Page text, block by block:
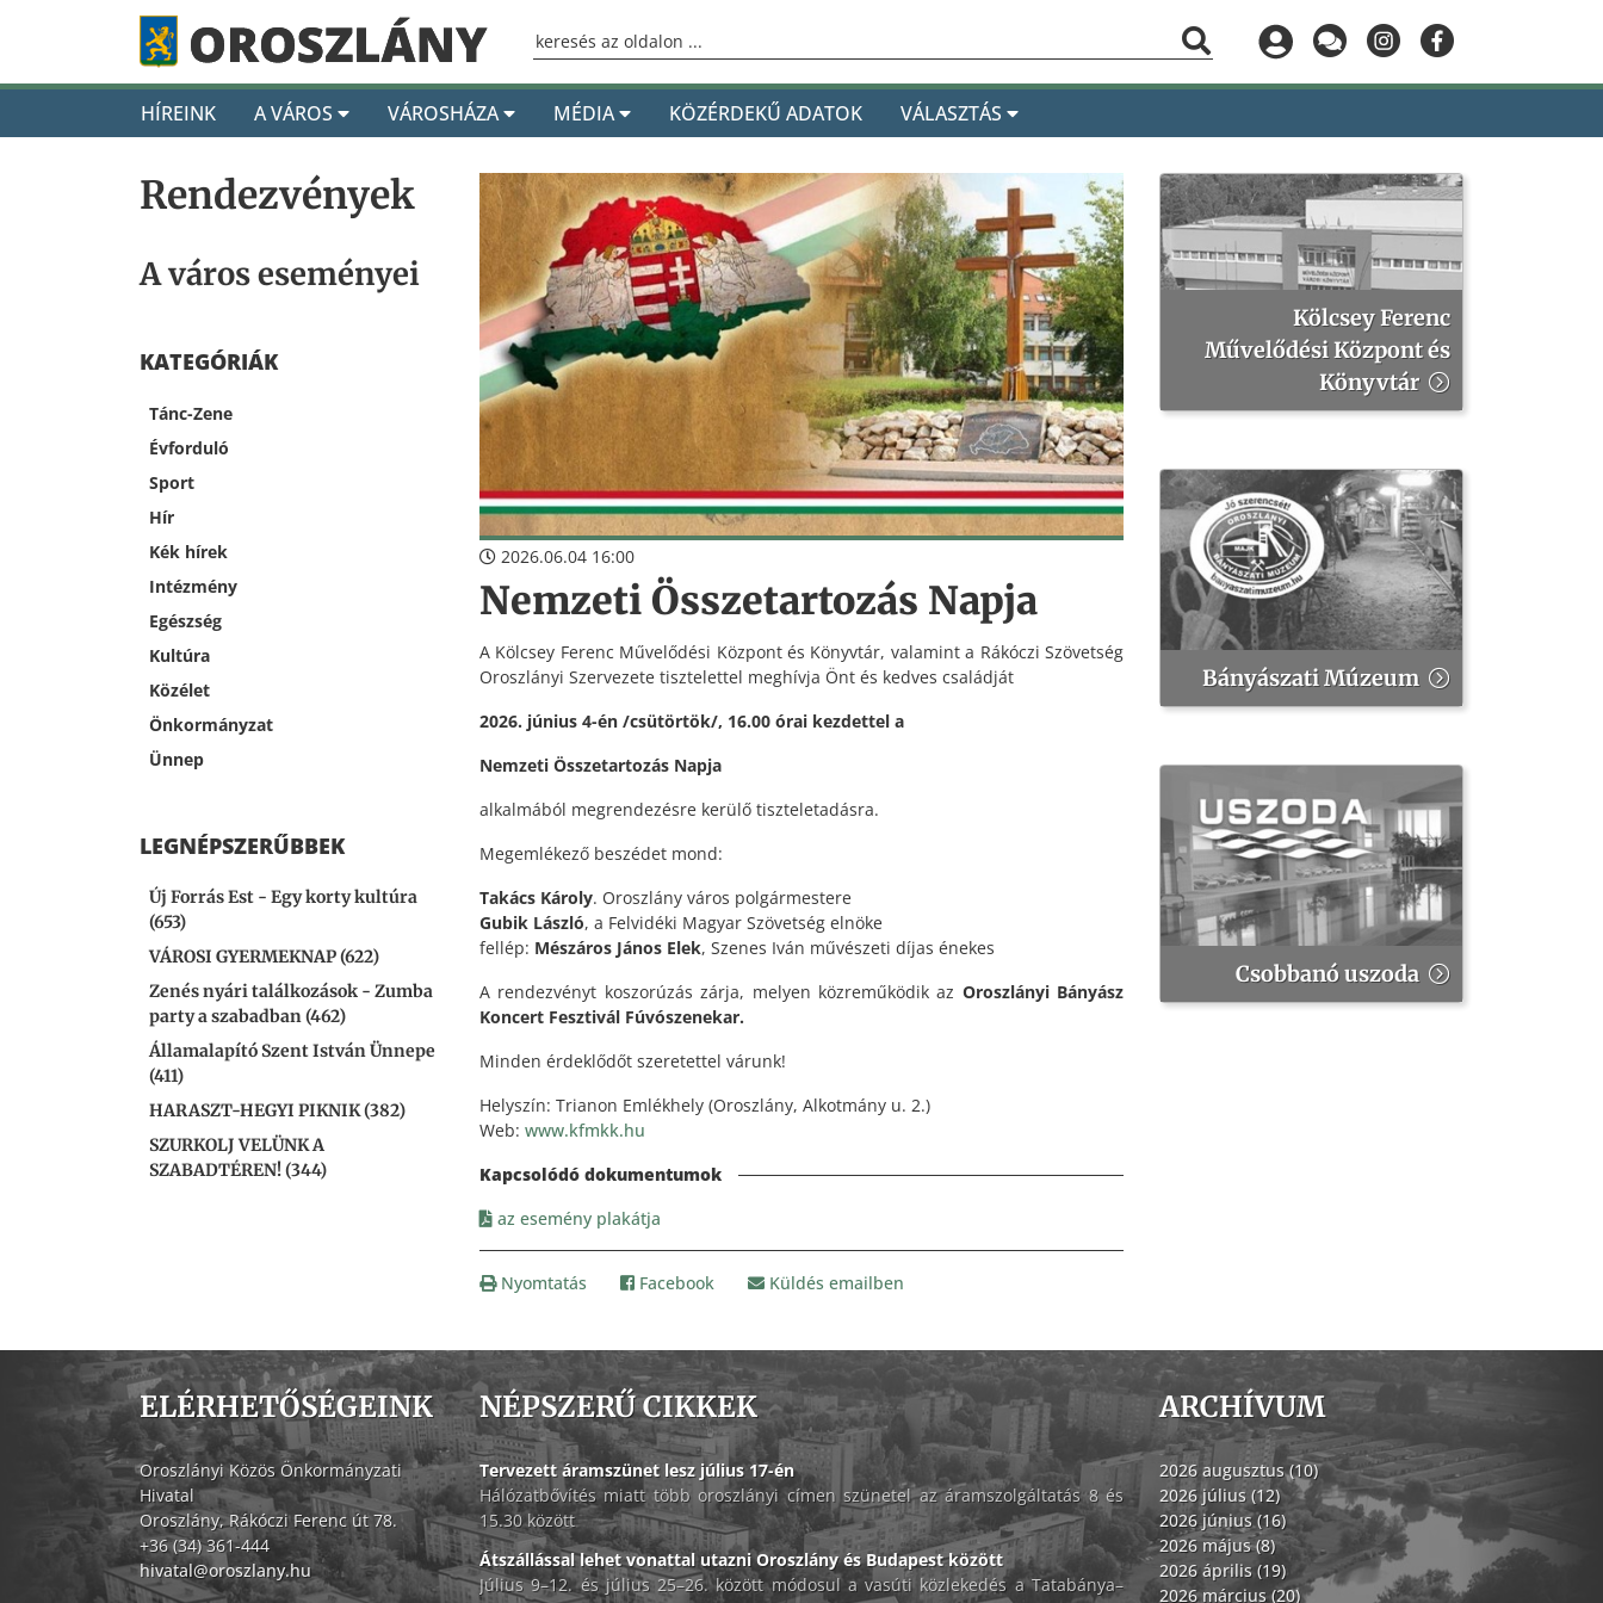
HÍREINK A VÁROS VÁROSHÁZA MÉDIA KÖZÉRDEKŰ ADATOK VÁLASZTÁS
Rendezvények
A város eseményei
KATEGÓRIÁK
Tánc-Zene
Évforduló
Sport
Hír
Kék hírek
Intézmény
Egészség
Kultúra
Közélet
Önkormányzat
Ünnep
LEGNÉPSZERŰBBEK
Új Forrás Est - Egy korty kultúra
(653)
VÁROSI GYERMEKNAP (622)
Zenés nyári találkozások - Zumba
party a szabadban (462)
Államalapító Szent István Ünnepe
(411)
HARASZT-HEGYI PIKNIK (382)
SZURKOLJ VELÜNK A
SZABADTÉREN! (344)
2026.06.04 16:00
Nemzeti Összetartozás Napja
A Kölcsey Ferenc Művelődési Központ és Könyvtár, valamint a Rákóczi Szövetség
Oroszlányi Szervezete tisztelettel meghívja Önt és kedves családját
2026. június 4-én /csütörtök/, 16.00 órai kezdettel a
Nemzeti Összetartozás Napja
alkalmából megrendezésre kerülő tiszteletadásra.
Megemlékező beszédet mond:
Takács Károly. Oroszlány város polgármestere
Gubik László, a Felvidéki Magyar Szövetség elnöke
fellép: Mészáros János Elek, Szenes Iván művészeti díjas énekes
A rendezvényt koszorúzás zárja, melyen közreműködik az Oroszlányi Bányász
Koncert Fesztivál Fúvószenekar.
Minden érdeklődőt szeretettel várunk!
Helyszín: Trianon Emlékhely (Oroszlány, Alkotmány u. 2.)
Web: www.kfmkk.hu
az esemény plakátja
Nyomtatás Facebook Küldés emailben
Kölcsey Ferenc
Művelődési Központ és
Könyvtár
Bányászati Múzeum
Csobbanó uszoda
ELÉRHETŐSÉGEINK
Oroszlányi Közös Önkormányzati
Hivatal
Oroszlány, Rákóczi Ferenc út 78.
+36 (34) 361-444
hivatal@oroszlany.hu
NÉPSZERŰ CIKKEK
Tervezett áramszünet lesz július 17-én
Hálózatbővítés miatt több oroszlányi címen szünetel az áramszolgáltatás 8 és
15.30 között
Átszállással lehet vonattal utazni Oroszlány és Budapest között
Július 9–12. és július 25–26. között módosul a vasúti közlekedés a Tatabánya–
ARCHÍVUM
2026 augusztus (10)
2026 július (12)
2026 június (16)
2026 május (8)
2026 április (19)
2026 március (20)